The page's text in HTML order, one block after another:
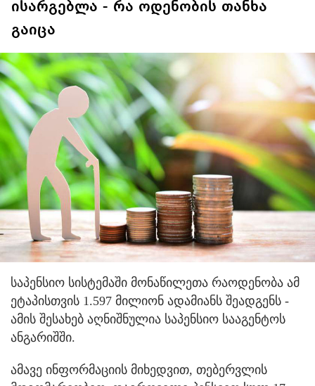
ისარგებლა - რა ოდენობის თანხა
გაიცა
საპენსიო სისტემაში მონაწილეთა რაოდენობა ამ
ეტაპისთვის 1.597 მილიონ ადამიანს შეადგენს -
ამის შესახებ აღნიშნულია საპენსიო სააგენტოს
ანგარიშში.
ამავე ინფორმაციის მიხედვით, თებერვლის